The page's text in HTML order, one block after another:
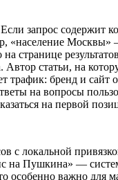
Если запрос содержит
«население Москвы»
странице
Автор статьи, на
трафик: бренд и сайт
на вопросы
на первой
с локальной
на Пушкина» —
особенно важно для